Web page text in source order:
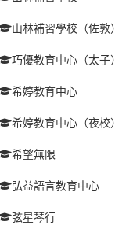
山林補習學校（佐敦）
巧優教育中心（太子）
希婷教育中心
希婷教育中心（夜校）
希望無限
弘益語言教育中心
弦星琴行